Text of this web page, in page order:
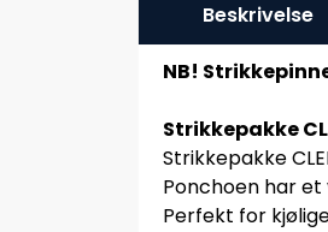
Beskrivelse
NB!
Strikkepakke
Strikkepakke
Ponchoen har
Perfekt for